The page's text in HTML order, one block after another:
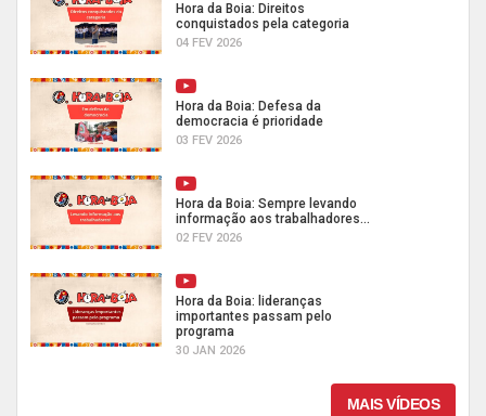
Hora da Boia: Direitos
conquistados pela categoria
04 FEV 2026
Hora da Boia: Defesa da
democracia é prioridade
03 FEV 2026
Hora da Boia: Sempre levando
informação aos trabalhadores...
02 FEV 2026
Hora da Boia: lideranças
importantes passam pelo
programa
30 JAN 2026
MAIS VÍDEOS